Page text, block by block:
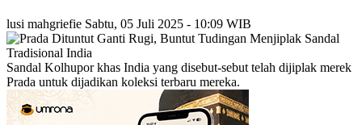
lusi mahgriefie Sabtu, 05 Juli 2025 - 10:09 WIB
Sandal Kolhupor khas India yang disebut-sebut telah dijiplak merek
Prada untuk dijadikan koleksi terbaru mereka.